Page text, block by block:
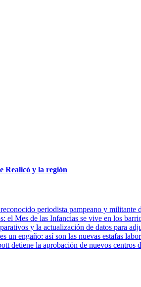
periodista pampeano y
el Mes de las Infancias se vive en los
y la actualización de datos para
un engaño: así son las nuevas estafas
detiene la aprobación de nuevos centros